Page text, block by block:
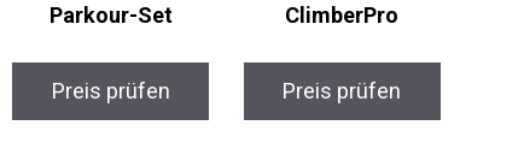
Parkour-Set
Preis prüfen
ClimberPro
Preis prüfen